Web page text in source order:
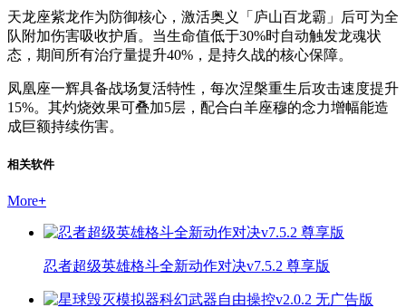
天龙座紫龙作为防御核心，激活奥义「庐山百龙霸」后可为全
队附加伤害吸收护盾。当生命值低于30%时自动触发龙魂状
态，期间所有治疗量提升40%，是持久战的核心保障。
凤凰座一辉具备战场复活特性，每次涅槃重生后攻击速度提升
15%。其灼烧效果可叠加5层，配合白羊座穆的念力增幅能造
成巨额持续伤害。
相关软件
More+
忍者超级英雄格斗全新动作对决v7.5.2 尊享版